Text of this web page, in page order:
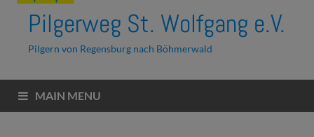
Pilgerweg St. Wolfgang e.V.
Pilgern von Regensburg nach Böhmerwald
MAIN MENU